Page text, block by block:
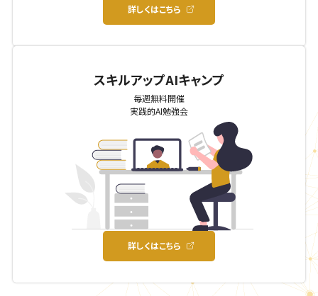
詳しくはこちら
スキルアップAIキャンプ
毎週無料開催
実践的AI勉強会
詳しくはこちら